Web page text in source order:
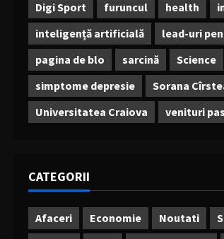
Digi Sport
furuncul health
inteligență artificială
lead-uri
pagina de blo
sarcină Science
simptome depresie
Sorana
Universitatea Craiova
venituri
CATEGORII
Afaceri Economie Noutati